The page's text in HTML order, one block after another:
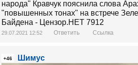
29.07.2021 12:52 Ответить Ссылка
+46 Шимус